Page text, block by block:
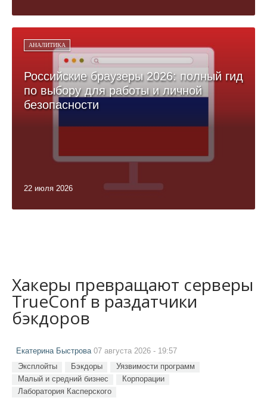
АНАЛИТИКА
Российские браузеры 2026: полный гид
по выбору для работы и личной
безопасности
22 июля 2026
Хакеры превращают серверы
TrueConf в раздатчики
бэкдоров
Екатерина Быстрова07 августа 2026 - 19:57
Эксплойты Бэкдоры
Уязвимости программ
Малый и средний бизнес
Корпорации
Лаборатория Касперского